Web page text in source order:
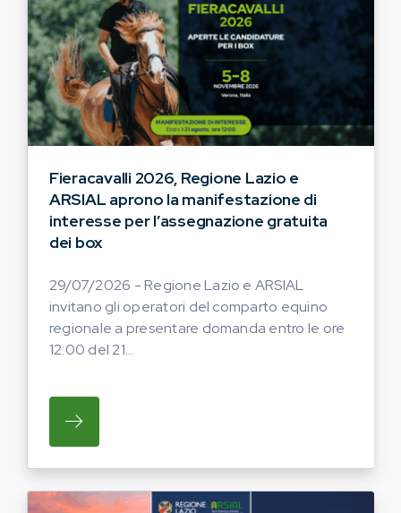
Fieracavalli 2026, Regione Lazio e
ARSIAL aprono la manifestazione di
interesse per l’assegnazione gratuita
dei box
29/07/2026 - Regione Lazio e ARSIAL
invitano gli operatori del comparto equino
regionale a presentare domanda entro le ore
12:00 del 21...
SU REGIONE LAZIO E ARSIAL INVITANO